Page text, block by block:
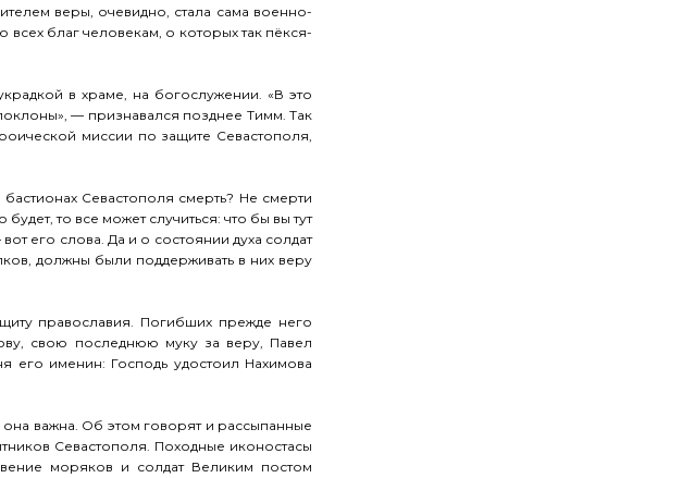
веры, очевидно, стала сама военно-
благ человекам, о которых так пёкся-
в храме, на богослужении. «В это
— признавался позднее Тимм. Так
миссии по защите Севастополя,
Севастополя смерть? Не смерти
то все может случиться: что бы вы тут
его слова. Да и о состоянии духа солдат
должны были поддерживать в них веру
православия. Погибших прежде него
свою последнюю муку за веру, Павел
его именин: Господь удостоил Нахимова
она важна. Об этом говорят и рассыпанные
Севастополя. Походные иконостасы
моряков и солдат Великим постом